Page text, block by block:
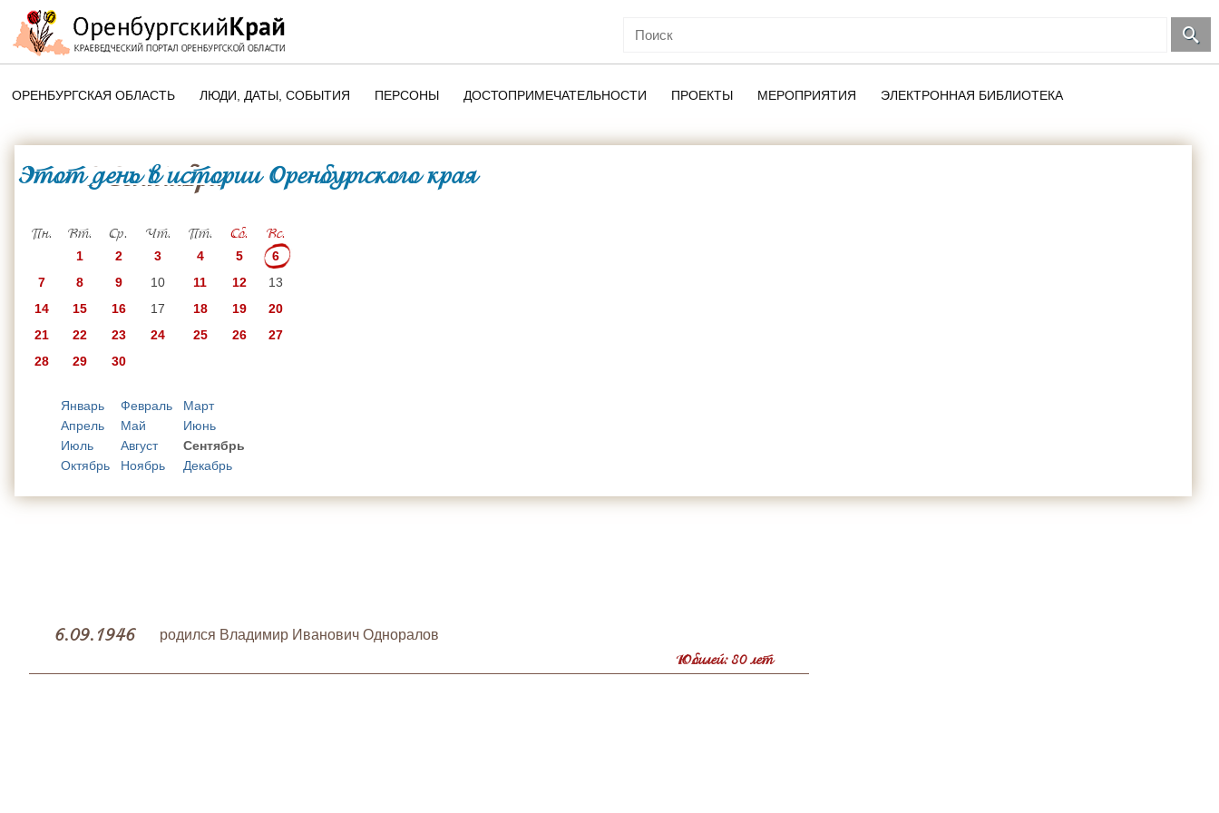
ОРЕНБУРГСКАЯ ОБЛАСТЬ ЛЮДИ, ДАТЫ, CОБЫТИЯ
ЭТОТ ДЕНЬ В ИСТОРИИ
ПАМЯТНЫЕ ДАТЫ ОРЕНБУРГСКОЙ
ПЕРСОНЫ ДОСТОПРИМЕЧАТЕЛЬНОСТИ ПРОЕКТЫ МЕРОПРИЯТИЯ ЭЛЕКТРОННАЯ БИБЛИОТЕКА
Этот день в истории Оренбургского края
6 Сентября
Пн. Вт. Ср. Чт. Пт. Сб. Вс.
1 2 3 4 5
6
7
8 9 10 11 12
13
14
15 16 17 18 19
20
21
22 23 24 25 26
27
28
29 30
Январь Февраль
Март
Апрель
Май
Июнь
Июль
Август
Сентябрь
Октябрь
Ноябрь Декабрь
6.09.1946 родился Владимир Иванович Одноралов
Юбилей: 80 лет